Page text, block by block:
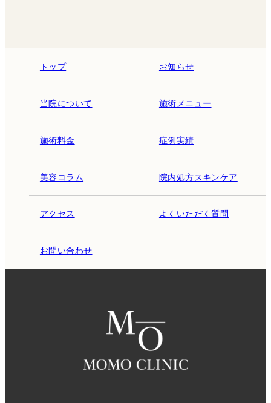
トップ お知らせ
当院について 施術メニュー
施術料金 症例実績
美容コラム 院内処方スキンケア
アクセス よくいただく質問
お問い合わせ